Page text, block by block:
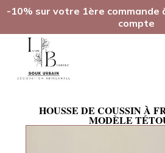
-10% sur votre 1ère commande
compte
HOUSSE DE COUSSIN À
MODÈLE